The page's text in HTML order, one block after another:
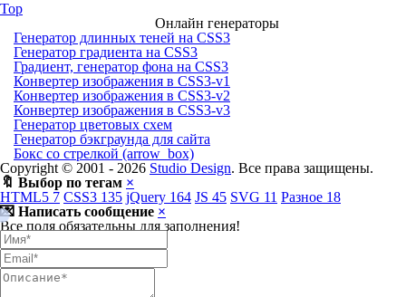
Top
Онлайн генераторы
Генератор длинных теней на CSS3
Генератор градиента на CSS3
Градиент, генератор фона на CSS3
Конвертер изображения в CSS3-v1
Конвертер изображения в CSS3-v2
Конвертер изображения в CSS3-v3
Генератор цветовых схем
Генератор бэкграунда для сайта
Бокс со стрелкой (arrow_box)
Copyright © 2001 - 2026 Studio Design. Все права защищены.
🔖 Выбор по тегам ×
HTML5 7 CSS3 135 jQuery 164 JS 45 SVG 11 Разное 18
💌 Написать сообщение ×
Все поля обязательны для заполнения!